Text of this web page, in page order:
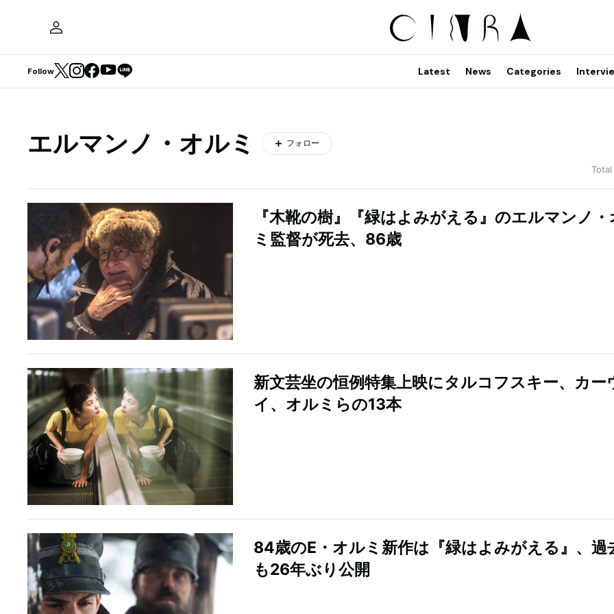
Follow Latest News Categories
エルマンノ・オルミ フォロー
『木靴の樹』『緑はよみがえる』のエルマンノ
ミ監督が死去、86歳
新文芸坐の恒例特集上映にタルコフスキー、カー
イ、オルミらの13本
84歳のE・オルミ新作は『緑はよみがえる』、過
も26年ぶり公開